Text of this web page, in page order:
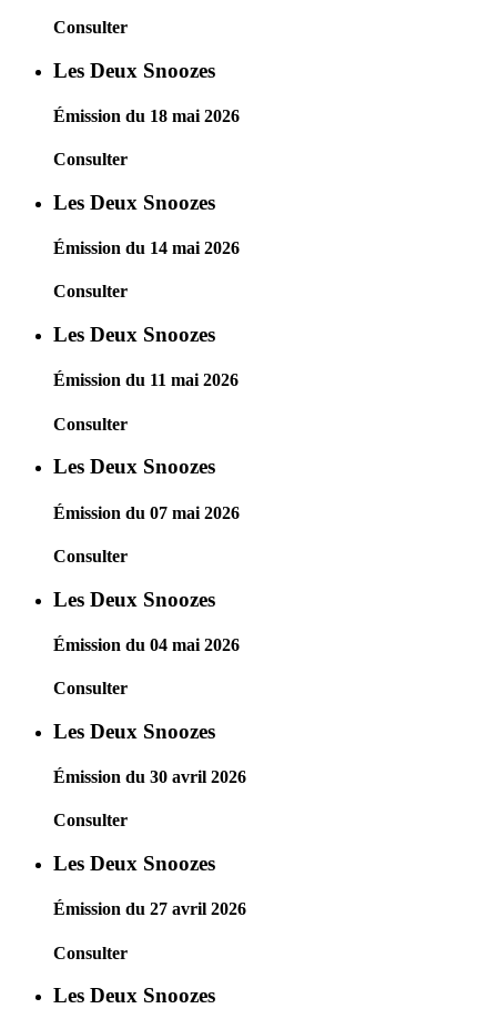
Consulter
Les Deux Snoozes
Émission du 18 mai 2026
Consulter
Les Deux Snoozes
Émission du 14 mai 2026
Consulter
Les Deux Snoozes
Émission du 11 mai 2026
Consulter
Les Deux Snoozes
Émission du 07 mai 2026
Consulter
Les Deux Snoozes
Émission du 04 mai 2026
Consulter
Les Deux Snoozes
Émission du 30 avril 2026
Consulter
Les Deux Snoozes
Émission du 27 avril 2026
Consulter
Les Deux Snoozes